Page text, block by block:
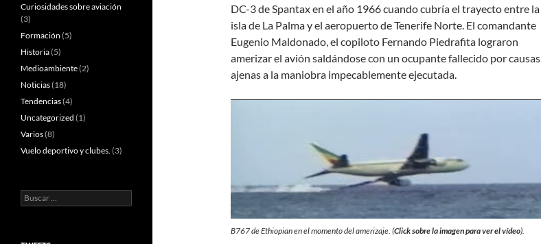
DC-3 de Spantax en el año 1966 cuando cubría el trayecto entre la
isla de La Palma y el aeropuerto de Tenerife Norte. El comandante
Eugenio Maldonado, el copiloto Fernando Piedrafita lograron
amerizar el avión saldándose con un ocupante fallecido por causas
ajenas a la maniobra impecablemente ejecutada.
B767 de Ethiopian en el momento del amerizaje. (Click sobre la imagen para ver el vídeo).
Curiosidades sobre aviación
(3)
Formación (5)
Historia(5)
Medioambiente(2)
Noticias(18)
Tendencias(4)
Uncategorized (1)
Varios(8)
Vuelo deportivo y clubes. (3)
Buscar: